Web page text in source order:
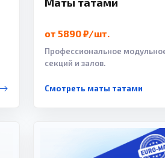
от 5890 ₽/шт.
Профессиональное
секций и залов.
Смотреть маты татами